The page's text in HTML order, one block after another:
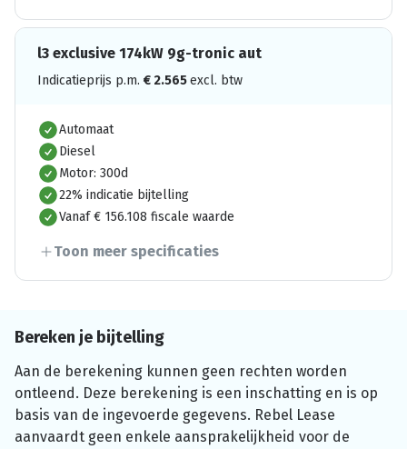
l3 exclusive 174kW 9g-tronic aut
Indicatieprijs p.m. € 2.565excl. btw
Automaat
Diesel
Motor: 300d
22% indicatie bijtelling
Vanaf € 156.108 fiscale waarde
Toon meer specificaties
Bereken je bijtelling
Aan de berekening kunnen geen rechten worden
ontleend. Deze berekening is een inschatting en is op
basis van de ingevoerde gegevens. Rebel Lease
aanvaardt geen enkele aansprakelijkheid voor de